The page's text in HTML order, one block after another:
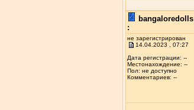
bangaloredolls
:
не зарегистрирован
14.04.2023 , 07:27
Дата регистрации: --
Местонахождение: --
Пол: не доступно
Комментариев: --